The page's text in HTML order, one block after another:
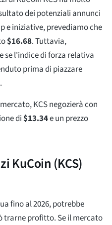
dei potenziali annunci
e iniziative, prevediamo che
$16.68. Tuttavia,
se l'indice di forza relativa
prima di piazzare
KCS negozierà con
di$13.34e un prezzo
KuCoin (KCS)
fino al 2026, potrebbe
trarne profitto. Se il mercato